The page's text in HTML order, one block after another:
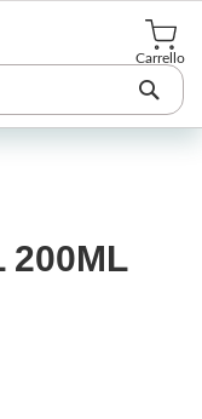
Carrello
Cerca
200ML